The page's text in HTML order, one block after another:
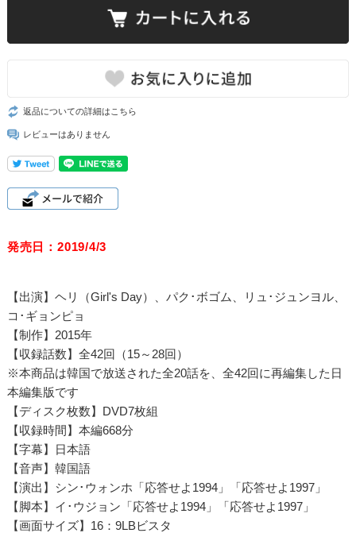
返品についての詳細はこちら
レビューはありません
発売日：2019/4/3
【出演】ヘリ（Girl's Day）、パク･ボゴム、リュ･ジュンヨル、
コ･ギョンピョ
【制作】2015年
【収録話数】全42回（15～28回）
※本商品は韓国で放送された全20話を、全42回に再編集した日
本編集版です
【ディスク枚数】DVD7枚組
【収録時間】本編668分
【字幕】日本語
【音声】韓国語
【演出】シン･ウォンホ「応答せよ1994」「応答せよ1997」
【脚本】イ･ウジョン「応答せよ1994」「応答せよ1997」
【画面サイズ】16：9LBビスタ